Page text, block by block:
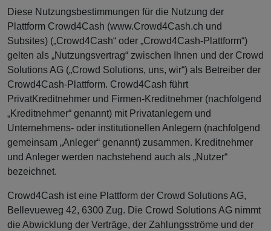
Diese Nutzungsbestimmungen für die Nutzung der
Plattform Crowd4Cash (www.Crowd4Cash.ch und
Subsites) („Crowd4Cash“ oder „Crowd4Cash-Plattform“)
gelten als „Nutzungsvertrag“ zwischen Ihnen und der Crowd
Solutions AG („Crowd Solutions, uns, wir“) als Betreiber der
Crowd4Cash-Plattform. Crowd4Cash führt
PrivatKreditnehmer und Firmen-Kreditnehmer (nachfolgend
„Kreditnehmer“ genannt) mit Privatanlegern und
Unternehmens- oder institutionellen Anlegern (nachfolgend
gemeinsam „Anleger“ genannt) zusammen. Kreditnehmer
und Anleger werden nachstehend auch als „Nutzer“
bezeichnet.
Crowd4Cash ist eine Plattform der Crowd Solutions AG,
Bellevueweg 42, 6300 Zug. Die Crowd Solutions AG nimmt
die Abwicklung der Verträge, der Zahlungsströme und der